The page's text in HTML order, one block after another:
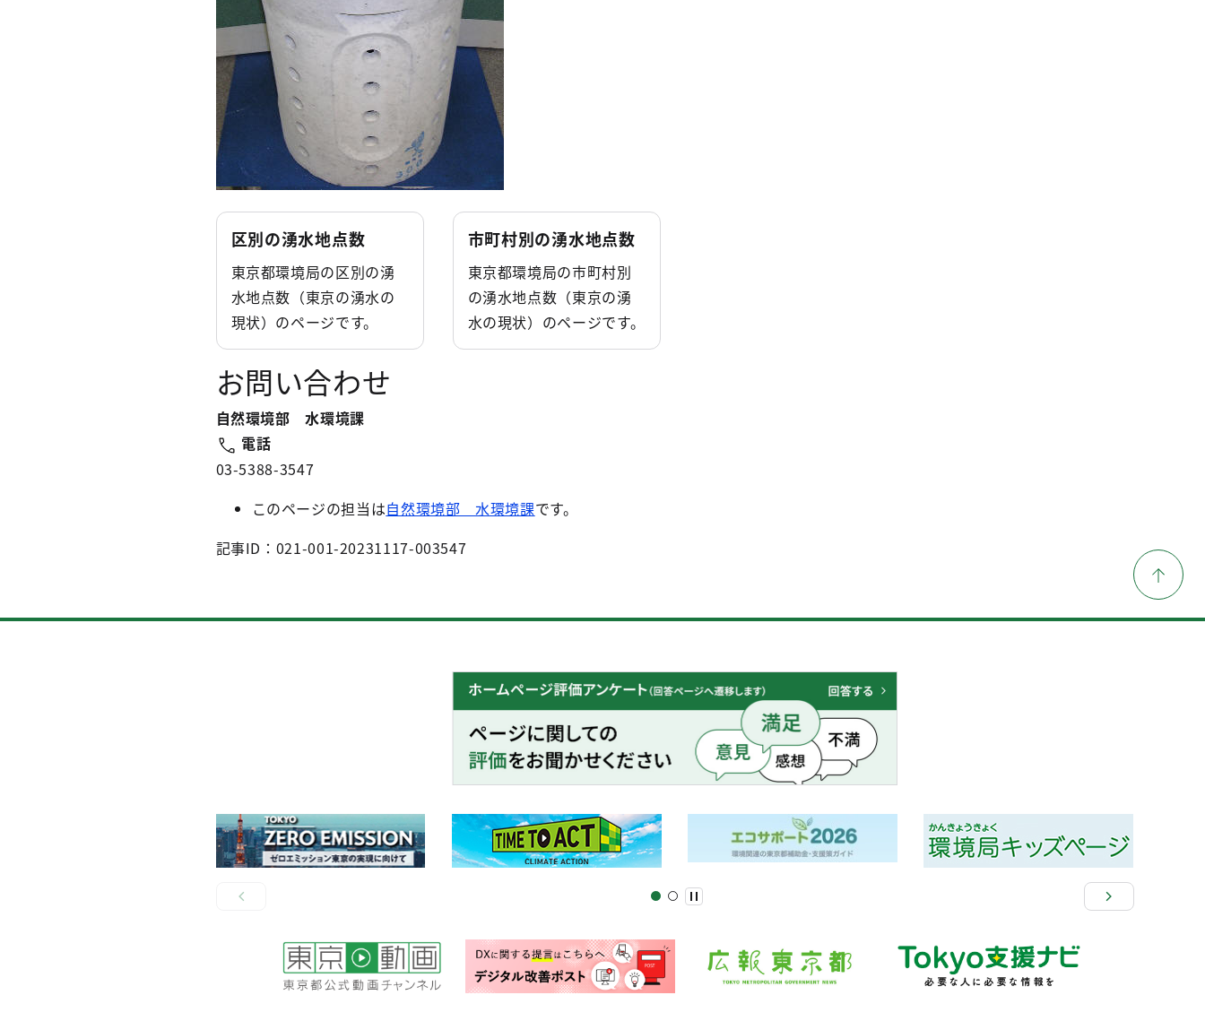
区別の湧水地点数
東京都環境局の区別の湧
水地点数（東京の湧水の
現状）のページです。
市町村別の湧水地点数
東京都環境局の市町村別
の湧水地点数（東京の湧
水の現状）のページです。
お問い合わせ
自然環境部 水環境課
電話
03-5388-3547
このページの担当は自然環境部 水環境課です。
記事ID：021-001-20231117-003547